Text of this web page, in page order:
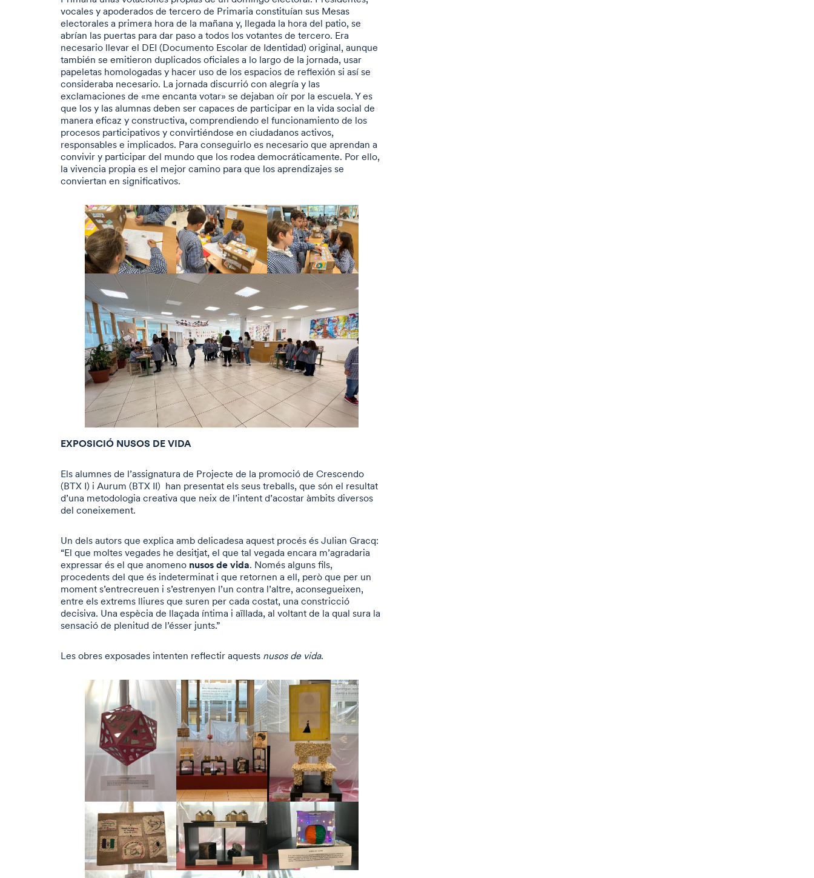
vocales y apoderados de tercero de Primaria constituían sus Mesas
electorales a primera hora de la mañana y, llegada la hora del patio, se
abrían las puertas para dar paso a todos los votantes de tercero. Era
necesario llevar el DEI (Documento Escolar de Identidad) original, aunque
también se emitieron duplicados oficiales a lo largo de la jornada, usar
papeletas homologadas y hacer uso de los espacios de reflexión si así se
consideraba necesario. La jornada discurrió con alegría y las
exclamaciones de «me encanta votar» se dejaban oír por la escuela. Y es
que los y las alumnas deben ser capaces de participar en la vida social de
manera eficaz y constructiva, comprendiendo el funcionamiento de los
procesos participativos y convirtiéndose en ciudadanos activos,
responsables e implicados. Para conseguirlo es necesario que aprendan a
convivir y participar del mundo que los rodea democráticamente. Por ello,
la vivencia propia es el mejor camino para que los aprendizajes se
conviertan en significativos.
EXPOSICIÓ NUSOS DE VIDA
Els alumnes de l’assignatura de Projecte de la promoció de Crescendo
(BTX I) i Aurum (BTX II) han presentat els seus treballs, que són el resultat
d’una metodologia creativa que neix de l’intent d’acostar àmbits diversos
del coneixement.
Un dels autors que explica amb delicadesa aquest procés és Julian Gracq:
“El que moltes vegades he desitjat, el que tal vegada encara m’agradaria
expressar és el que anomeno nusos de vida. Només alguns fils,
procedents del que és indeterminat i que retornen a ell, però que per un
moment s’entrecreuen i s’estrenyen l’un contra l’altre, aconsegueixen,
entre els extrems lliures que suren per cada costat, una constricció
decisiva. Una espècia de llaçada íntima i aïllada, al voltant de la qual sura la
sensació de plenitud de l’ésser junts.”
Les obres exposades intenten reflectir aquests nusos de vida.